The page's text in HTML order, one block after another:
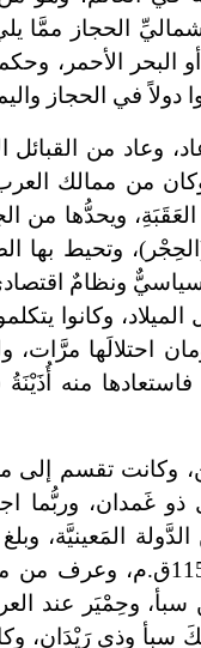
شماليِّ الحجاز
دولاً في الحجاز
وعاد من
من ممالك
ويحدُّها من
وتحيط
ونظامٌ
مَلَكَهُم الحارثُ الأوَّل سنة (169)
احتلالَها مرَّات،
منه
وكانت تقسم
غَمدان، وربُّما
المَعينيَّة،
ومنها دولة سبأ، ويمتد
وحِمْيَر عند
وذي رَيْدَان،